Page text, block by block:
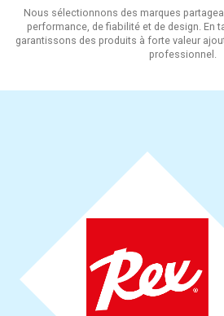
Nous sélectionnons des marques
performance, de fiabilité et de design. En
garantissons des produits à forte valeur
professionnel.